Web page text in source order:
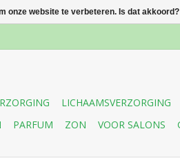
LICHAAMSVERZORGING
PARFUM ZON VOOR SALONS
onze website te verbeteren. Is dat akkoord?